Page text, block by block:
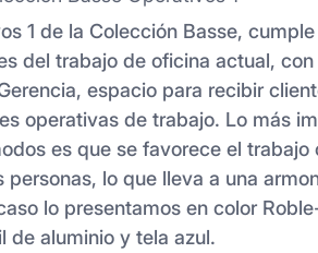
1 de la Colección Basse,
del trabajo de oficina actual,
espacio para recibir
operativas de trabajo. Lo más
es que se favorece el trabajo
personas, lo que lleva a una
lo presentamos en color
de aluminio y tela azul.